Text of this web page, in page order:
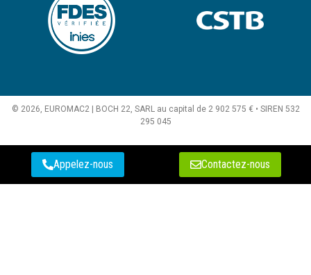
© 2026, EUROMAC2 | BOCH 22, SARL au capital de 2 902 575 € • SIREN 532
295 045
Appelez-nous Contactez-nous